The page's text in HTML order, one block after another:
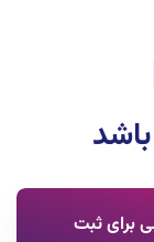
برای ثبت